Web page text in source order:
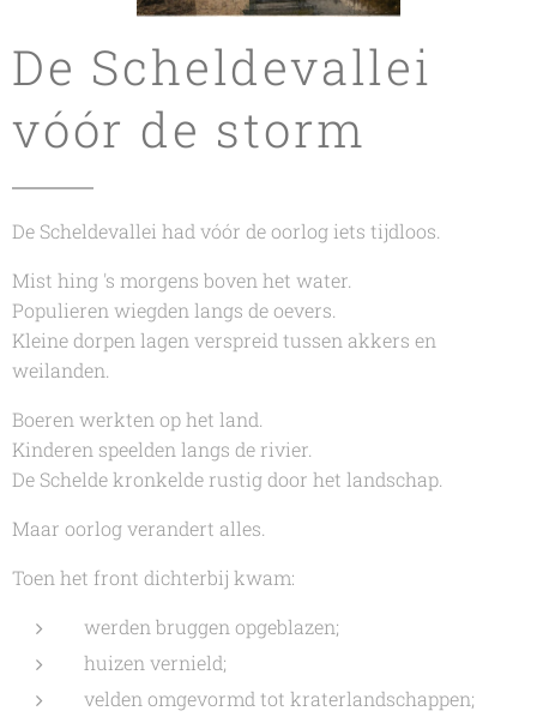
De Scheldevallei
vóór de storm
De Scheldevallei had vóór de oorlog iets tijdloos.
Mist hing 's morgens boven het water.
Populieren wiegden langs de oevers.
Kleine dorpen lagen verspreid tussen akkers en
weilanden.
Boeren werkten op het land.
Kinderen speelden langs de rivier.
De Schelde kronkelde rustig door het landschap.
Maar oorlog verandert alles.
Toen het front dichterbij kwam:
werden bruggen opgeblazen;
huizen vernield;
velden omgevormd tot kraterlandschappen;